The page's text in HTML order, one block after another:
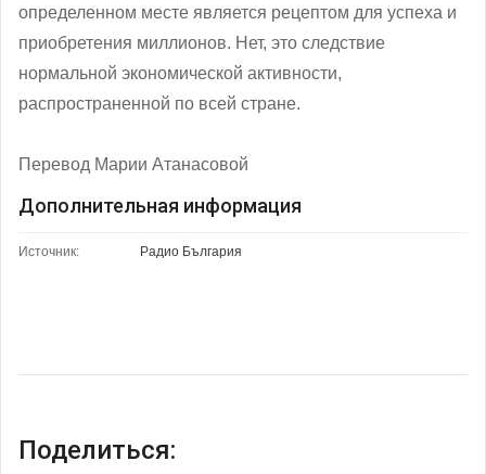
определенном месте является рецептом для успеха и
приобретения миллионов. Нет, это следствие
нормальной экономической активности,
распространенной по всей стране.
Перевод Марии Атанасовой
Дополнительная информация
Источник: Радио България
Поделиться: